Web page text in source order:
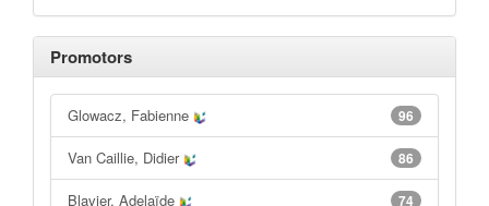
Promotors
96
Glowacz, Fabienne
86
Van Caillie, Didier
74
Blavier, Adelaïde